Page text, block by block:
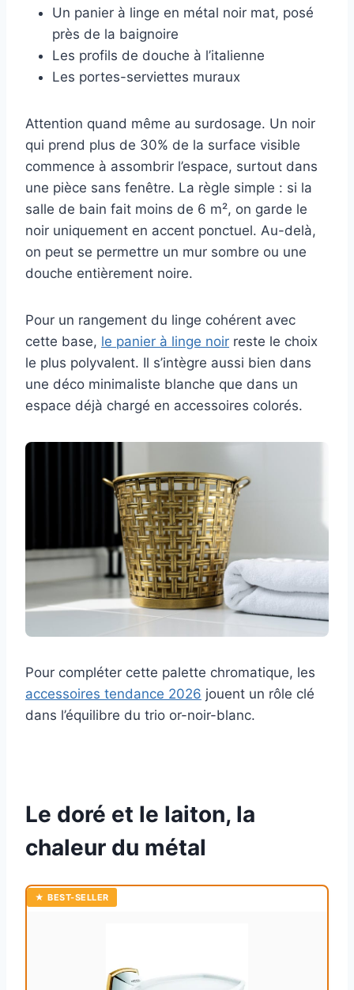
Un panier à linge en métal noir mat, posé
près de la baignoire
Les profils de douche à l’italienne
Les portes-serviettes muraux
Attention quand même au surdosage. Un noir
qui prend plus de 30% de la surface visible
commence à assombrir l’espace, surtout dans
une pièce sans fenêtre. La règle simple : si la
salle de bain fait moins de 6 m², on garde le
noir uniquement en accent ponctuel. Au-delà,
on peut se permettre un mur sombre ou une
douche entièrement noire.
Pour un rangement du linge cohérent avec
cette base, le panier à linge noir reste le choix
le plus polyvalent. Il s’intègre aussi bien dans
une déco minimaliste blanche que dans un
espace déjà chargé en accessoires colorés.
Pour compléter cette palette chromatique, les
accessoires tendance 2026 jouent un rôle clé
dans l’équilibre du trio or-noir-blanc.
Le doré et le laiton, la
chaleur du métal
★ BEST-SELLER